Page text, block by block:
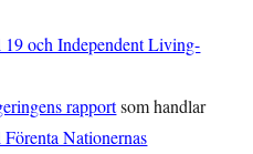
19 och Independent Living-
rapportsom handlar
Nationernas